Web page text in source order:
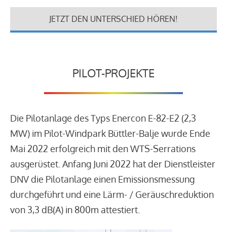
JETZT DEN UNTERSCHIED HÖREN!
PILOT-PROJEKTE
Die Pilotanlage des Typs Enercon E-82-E2 (2,3
MW) im Pilot-Windpark Büttler-Balje wurde Ende
Mai 2022 erfolgreich mit den WTS-Serrations
ausgerüstet. Anfang Juni 2022 hat der Dienstleister
DNV die Pilotanlage einen Emissionsmessung
durchgeführt und eine Lärm- / Geräuschreduktion
von 3,3 dB(A) in 800m attestiert.